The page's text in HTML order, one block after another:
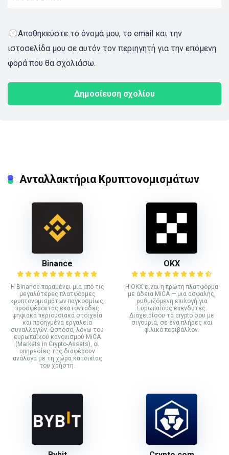
Αποθηκεύστε το όνομά μου, το email και την
ιστοσελίδα μου σε αυτόν τον περιηγητή για την επόμενη
φορά που θα σχολιάσω.
Ανταλλακτήρια Κρυπτονομισμάτων
Binance
Η Binance παραμένει μία από τις
μεγαλύτερες πλατφόρμες
κρυπτονομισμάτων παγκοσμίως,
προσφέροντας εκατοντάδες
ψηφιακά περιουσιακά στοιχεία
και προηγμένα εργαλεία
συναλλαγών. Ωστόσο, λόγω του
ευρωπαϊκού κανονισμού MiCA
(Markets in Crypto-Assets), οι
υπηρεσίες της διαφέρουν
ανάλογα με τη χώρα κατοικίας
του χρήστη.
ΟΚΧ
Η OKX είναι η πρώτη πλατφόρμα
με άδεια MiCA — μια ασφαλής,
ρυθμιζόμενη επιλογή για
Ευρωπαίους επενδυτές.
Διαχειρίσου τα crypto σου με
σιγουριά, σε ένα πλήρες και
φιλικό περιβάλλον.